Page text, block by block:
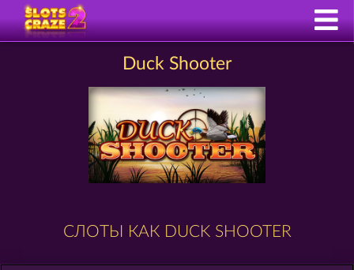
Duck Shooter
СЛОТЫ КАК DUCK SHOOTER